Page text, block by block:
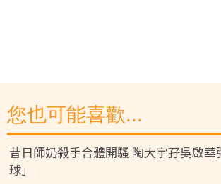
您也可能喜歡...
昔日師奶殺手合體開騷 陶大宇孖吳啟華
球」